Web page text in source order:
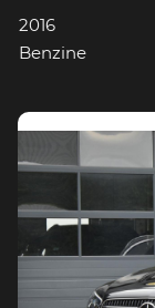
2016
Benzine